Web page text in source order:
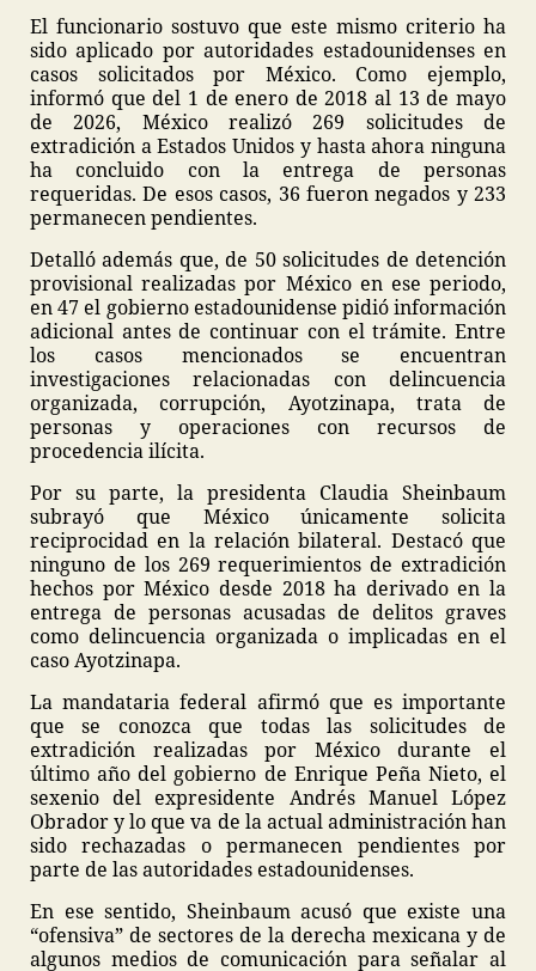
El funcionario sostuvo que este mismo criterio ha
sido aplicado por autoridades estadounidenses en
casos solicitados por México. Como ejemplo,
informó que del 1 de enero de 2018 al 13 de mayo
de 2026, México realizó 269 solicitudes de
extradición a Estados Unidos y hasta ahora ninguna
ha concluido con la entrega de personas
requeridas. De esos casos, 36 fueron negados y 233
permanecen pendientes.
Detalló además que, de 50 solicitudes de detención
provisional realizadas por México en ese periodo,
en 47 el gobierno estadounidense pidió información
adicional antes de continuar con el trámite. Entre
los casos mencionados se encuentran
investigaciones relacionadas con delincuencia
organizada, corrupción, Ayotzinapa, trata de
personas y operaciones con recursos de
procedencia ilícita.
Por su parte, la presidenta Claudia Sheinbaum
subrayó que México únicamente solicita
reciprocidad en la relación bilateral. Destacó que
ninguno de los 269 requerimientos de extradición
hechos por México desde 2018 ha derivado en la
entrega de personas acusadas de delitos graves
como delincuencia organizada o implicadas en el
caso Ayotzinapa.
La mandataria federal afirmó que es importante
que se conozca que todas las solicitudes de
extradición realizadas por México durante el
último año del gobierno de Enrique Peña Nieto, el
sexenio del expresidente Andrés Manuel López
Obrador y lo que va de la actual administración han
sido rechazadas o permanecen pendientes por
parte de las autoridades estadounidenses.
En ese sentido, Sheinbaum acusó que existe una
“ofensiva” de sectores de la derecha mexicana y de
algunos medios de comunicación para señalar al